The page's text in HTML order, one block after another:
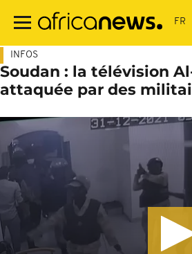
contenu
INFOS
Soudan : la télévision
attaquée par des